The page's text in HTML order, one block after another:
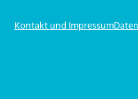
Kontakt und Impressum